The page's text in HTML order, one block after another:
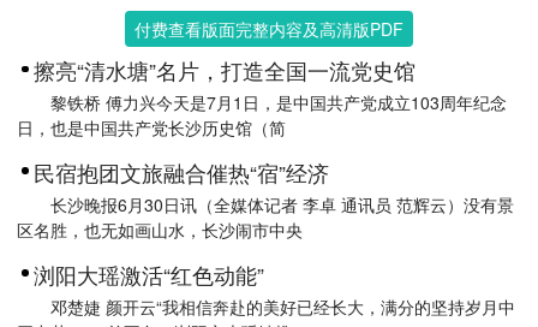
付费查看版面完整内容及高清版PDF
擦亮“清水塘”名片，打造全国一流党史馆
黎铁桥 傅力兴今天是7月1日，是中国共产党成立103周年纪念
日，也是中国共产党长沙历史馆（简
民宿抱团文旅融合催热“宿”经济
长沙晚报6月30日讯（全媒体记者 李卓 通讯员 范辉云）没有景
区名胜，也无如画山水，长沙闹市中央
浏阳大瑶激活“红色动能”
邓楚婕 颜开云“我相信奔赴的美好已经长大，满分的坚持岁月中